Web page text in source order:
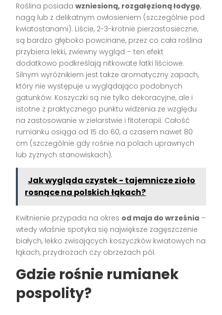
Roślina posiadawzniesioną, rozgałęzioną łodygę,
nagą lub z delikatnym owłosieniem (szczególnie pod
kwiatostanami). Liście, 2-3-krotnie pierzastosieczne,
są bardzo głęboko powcinane, przez co cała roślina
przybiera lekki, zwiewny wygląd – ten efekt
dodatkowo podkreślają nitkowate łatki liściowe.
Silnym wyróżnikiem jest także aromatyczny zapach,
który nie występuje u wyglądająco podobnych
gatunków. Koszyczki są nie tylko dekoracyjne, ale i
istotne z praktycznego punktu widzenia ze względu
na zastosowanie w zielarstwie i fitoterapii. Całość
rumianku osiąga od 15 do 60, a czasem nawet 80
cm (szczególnie gdy rośnie na polach uprawnych
lub żyznych stanowiskach).
Jak wygląda czystek - tajemnicze zioło
rosnące na polskich łąkach?
Kwitnienie przypada na okres od maja do września –
wtedy właśnie spotyka się największe zagęszczenie
białych, lekko zwisających koszyczków kwiatowych na
łąkach, przydrożach czy obrzeżach pól.
Gdzie rośnie rumianek
pospolity?